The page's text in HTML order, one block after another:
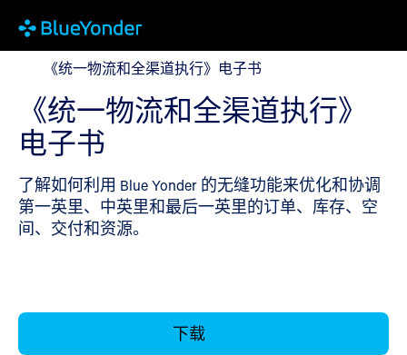
《统一物流和全渠道执行》电子书
《统一物流和全渠道执行》电子书
《统一物流和全渠道执行》
电子书
了解如何利用 Blue Yonder 的无缝功能来优化和协调
第一英里、中英里和最后一英里的订单、库存、空
间、交付和资源。
下载